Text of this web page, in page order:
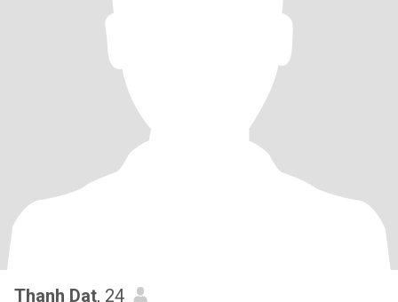
Thanh Dat, 24